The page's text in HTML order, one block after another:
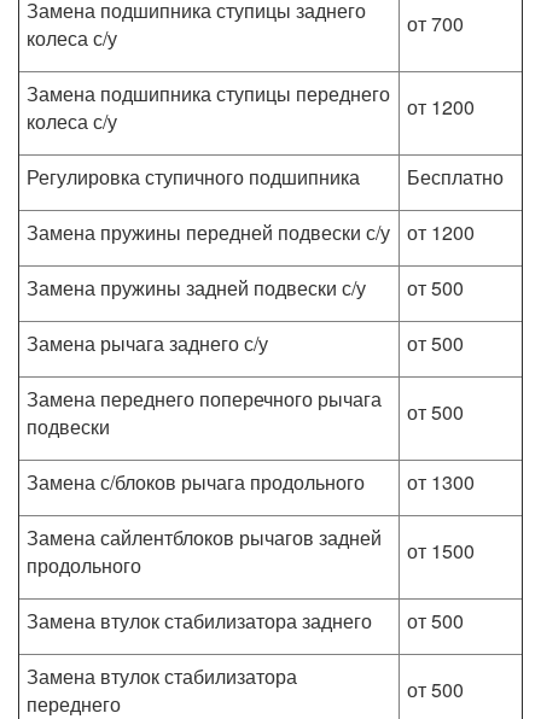
Замена подшипника ступицы заднего
колеса с/у
от 700
Замена подшипника ступицы переднего
колеса с/у
от 1200
Регулировка ступичного подшипника
Бесплатно
Замена пружины передней подвески с/у
от 1200
Замена пружины задней подвески с/у
от 500
Замена рычага заднего с/у
от 500
Замена переднего поперечного рычага
подвески
от 500
Замена с/блоков рычага продольного
от 1300
Замена сайлентблоков рычагов задней
продольного
от 1500
Замена втулок стабилизатора заднего
от 500
Замена втулок стабилизатора
переднего
от 500